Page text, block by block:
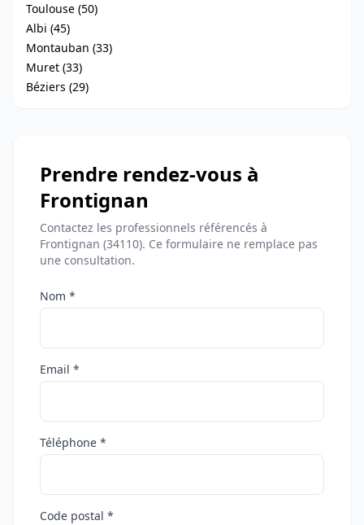
Toulouse (50)
Albi (45)
Montauban (33)
Muret (33)
Béziers (29)
Prendre rendez-vous à
Frontignan
Contactez les professionnels référencés à
Frontignan (34110). Ce formulaire ne remplace pas
une consultation.
Nom *
Email *
Téléphone *
Code postal *